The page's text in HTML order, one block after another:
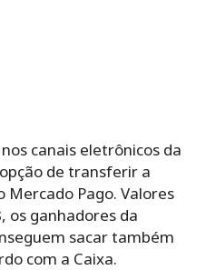
canais eletrônicos da
de transferir a
Mercado Pago. Valores
os ganhadores da
sacar também
com a Caixa.